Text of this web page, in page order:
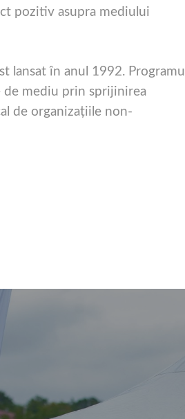
pozitiv asupra mediului
lansat în anul 1992. Programul
de mediu prin sprijinirea
de organizaţiile non-